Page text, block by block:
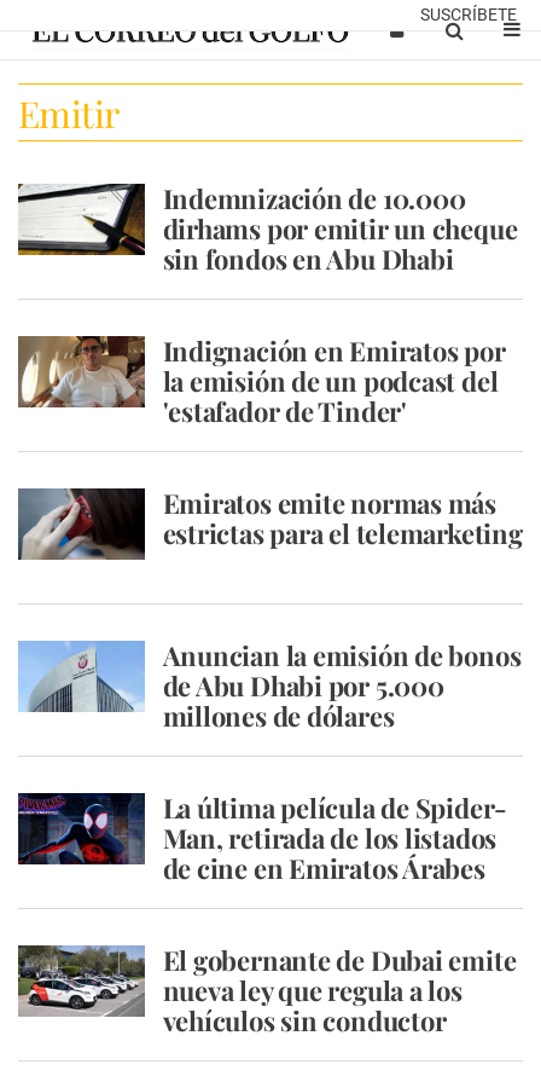
SUSCRÍBETE
Emitir
Indemnización de 10.000
dirhams por emitir un cheque
sin fondos en Abu Dhabi
Indignación en Emiratos por
la emisión de un podcast del
'estafador de Tinder'
Emiratos emite normas más
estrictas para el telemarketing
Anuncian la emisión de bonos
de Abu Dhabi por 5.000
millones de dólares
La última película de Spider-
Man, retirada de los listados
de cine en Emiratos Árabes
El gobernante de Dubai emite
nueva ley que regula a los
vehículos sin conductor